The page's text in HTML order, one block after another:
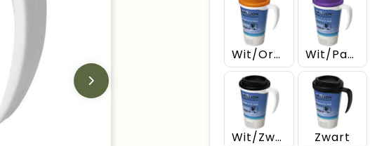
Wit/Oranje Wit/Paars
Wit/Zwart Zwart